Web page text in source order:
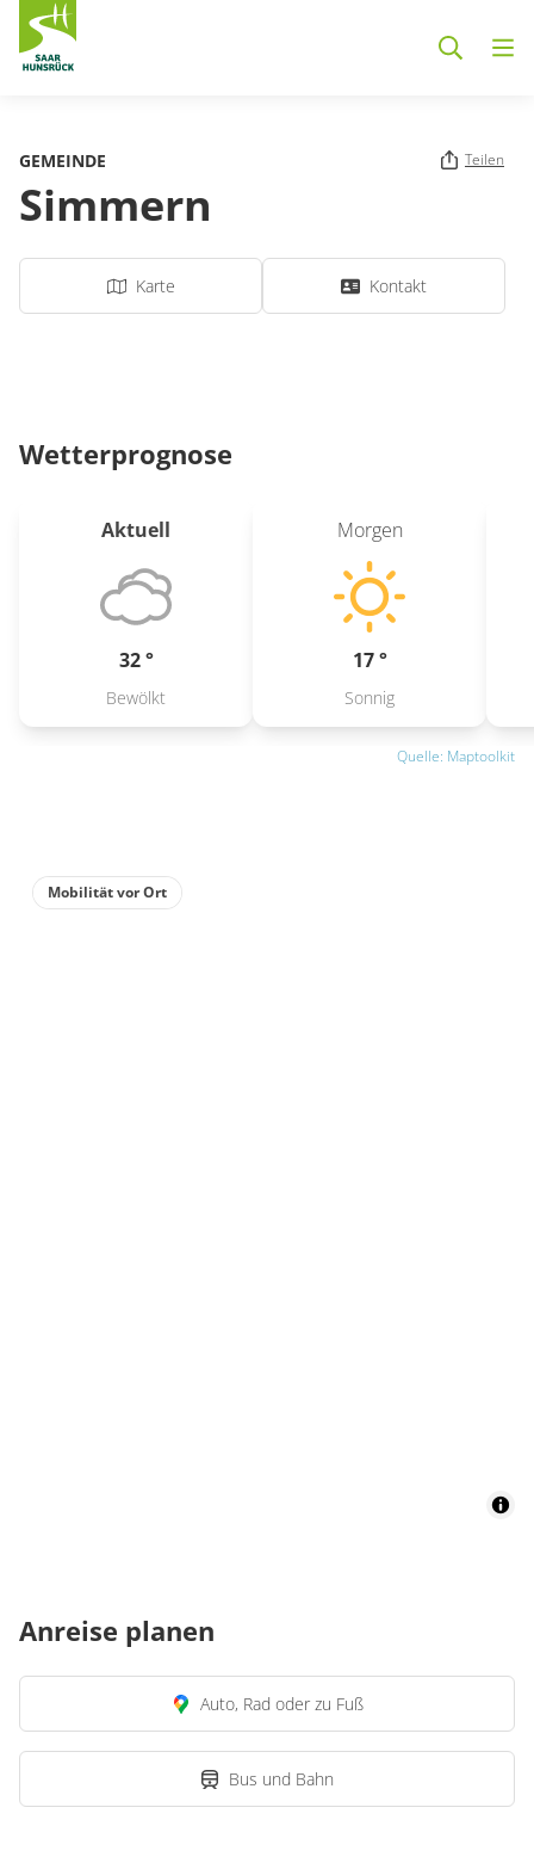
GEMEINDE Teilen
Simmern
Karte Kontakt
Wetterprognose
Aktuell
32 °
Bewölkt
Morgen
17 °
Sonnig
Quelle: Maptoolkit
Mobilität vor Ort
Anreise planen
Auto, Rad oder zu Fuß
Bus und Bahn